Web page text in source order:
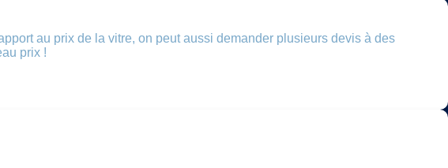
au prix de la vitre, on peut aussi demander plusieurs devis à des
prix !